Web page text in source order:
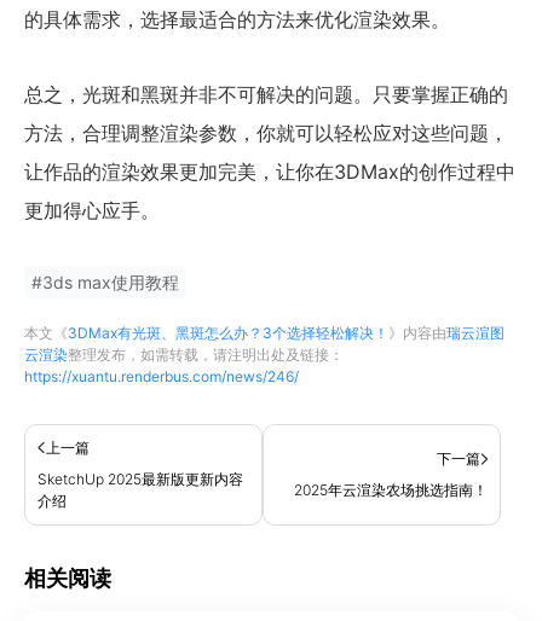
的具体需求，选择最适合的方法来优化渲染效果。
总之，光斑和黑斑并非不可解决的问题。只要掌握正确的
方法，合理调整渲染参数，你就可以轻松应对这些问题，
让作品的渲染效果更加完美，让你在3DMax的创作过程中
更加得心应手。
#3ds max使用教程
本文《3DMax有光斑、黑斑怎么办？3个选择轻松解决！ 》内容由瑞云渲图
云渲染整理发布，如需转载，请注明出处及链接：
https://xuantu.renderbus.com/news/246/
上一篇
SketchUp 2025最新版更新内容
介绍
下一篇
2025年云渲染农场挑选指南！
相关阅读